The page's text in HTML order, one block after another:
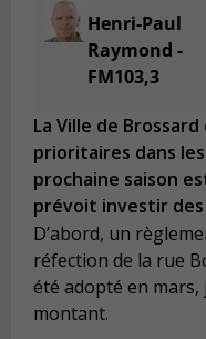
Henri-Paul
Raymond -
FM103,3
La Ville de
prioritaires dans
prochaine saison
prévoit investir des
D’abord, un
réfection de la rue
été adopté en
montant.